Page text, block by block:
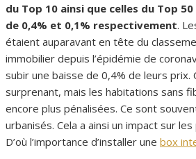
du Top 10 ainsi que celles du Top
de 0,4% et 0,1% respectivement.
étaient auparavant en tête du
immobilier depuis l’épidémie de
subir une baisse de 0,4% de leurs prix.
surprenant, mais les habitations sans
encore plus pénalisées. Ce sont
urbanisés. Cela a ainsi un impact sur les
D’où l’importance d’installer une box